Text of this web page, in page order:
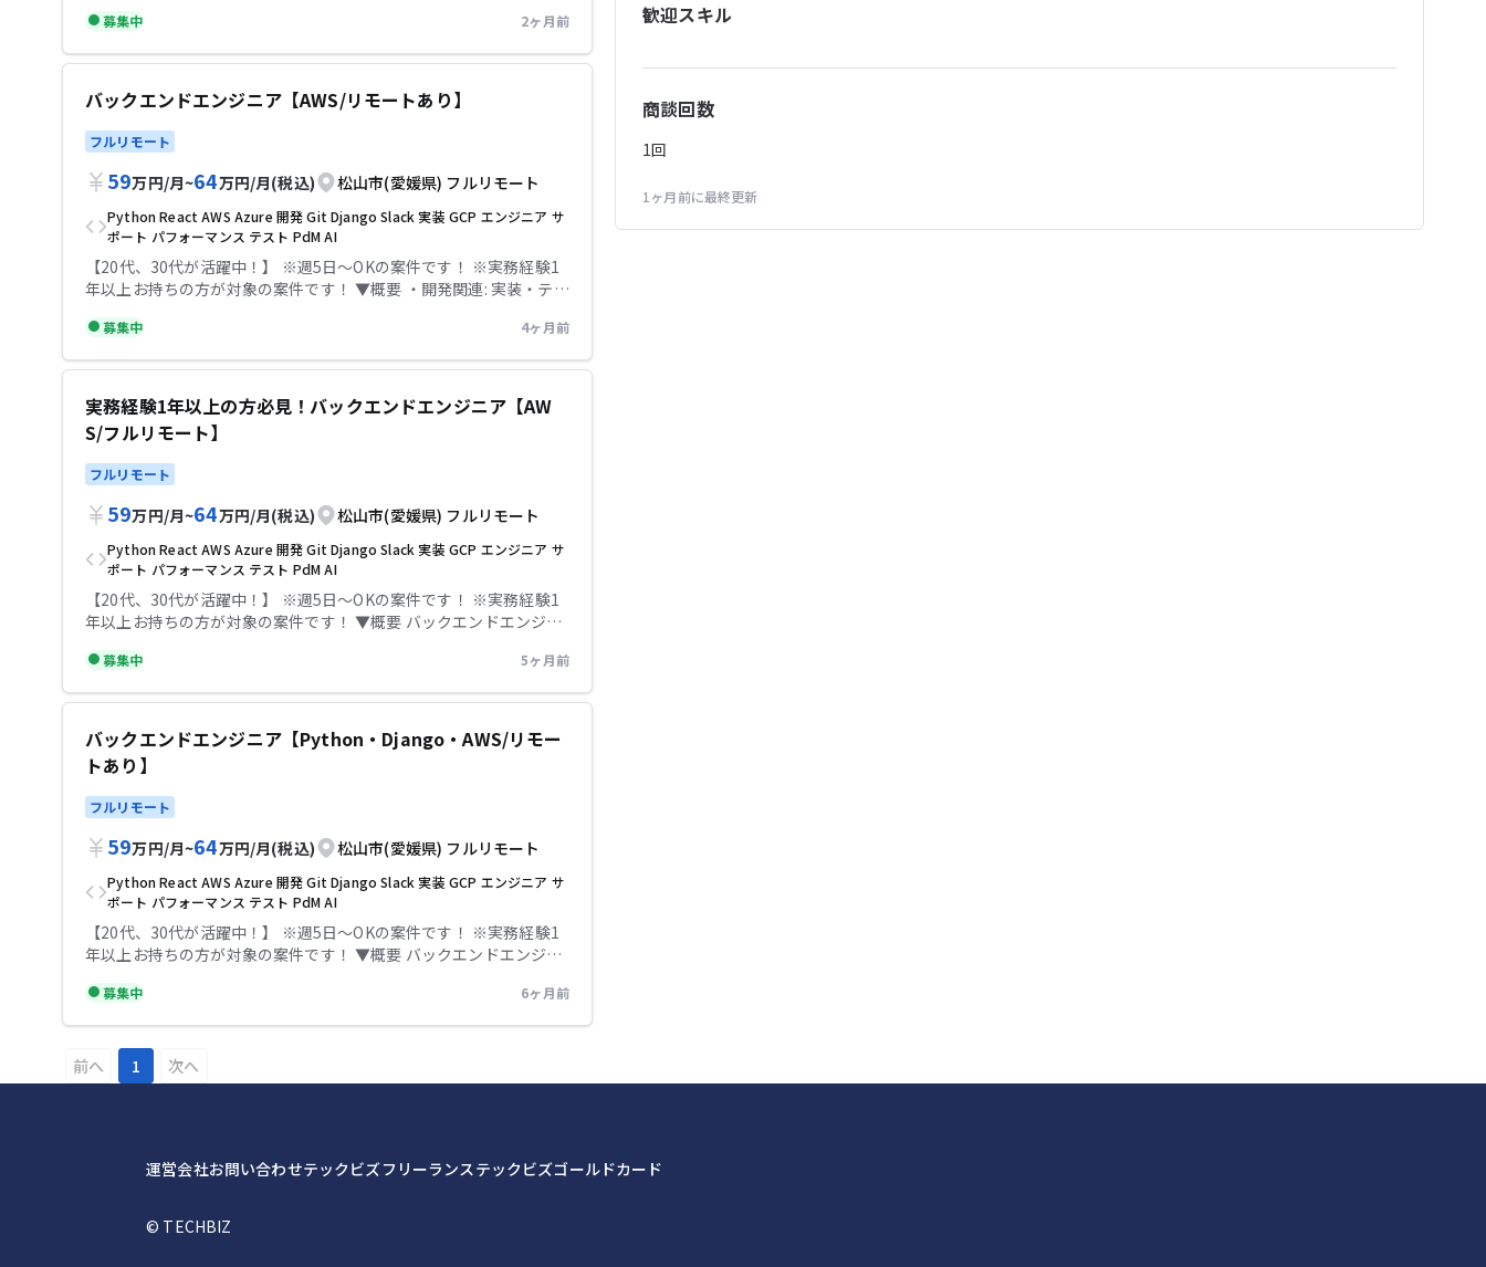
きる方 ・詳細な指示なく基本的なRDB設計ができる方 ・クラウド環
境での開発経験(AWS, GCP, Azure) ・Python + Django の利用経験
・パフォーマンス改善、エラーハンドリング、トランザクション処
理などのご経験をお持ちの方 【尚可スキル】 ・Tech Read、メンタ
ー等のご経験をお持ちの方 ・クリーンアーキテクチャ/DDDのご経験
をお持ちの方 テックビズなら記帳代行無料！充実のサポートで安心
して参画していただけます！
が担当しているため、 専任のバックエンドエンジニアが不在の状況
です。 ゆえに能動的な動きが求められますが、仕様検討や機能要件
の整理など、ご自身のチャレンジ次第でかかわっていくことが可能
なポジションです。 開発関連: 実装・テストコード追加・検証・リリ
ース 問い合わせ対応: 仕様確認、不具合調査など 仕様検討: PdM、
TechRead、フロントエンドエンジニアなどと連携し、挑戦いただく
ことが可能です。 プロジェクト進行: 各種スクラムイベントの進行・
改善を通してチームとしてプロジェクト進行に取り組んでいただき
のコミュニケーション、連携が重要なポジションです。 【開発環
境・ツール・手法】 AWS, Slack, Notion, Git, CI/CD,アジャイル×ウ
ォーターフォール ▼条件等 出社：フルリモート 場所：松山市 勤務時
間：10時ｰ19時 【必須スキル】 ・Webアプリケーション開発経験5
年以上 ・バックエンド領域で、一つの言語での開発経験3~4年をお持
ちの方 ・詳細な指示なく基本的なAPI設計ができる方 ・詳細な指示
なく基本的なRDB設計ができる方 ・クラウド環境での開発経験
ス改善、エラーハンドリング、トランザクション処理などのご経験
をお持ちの方 【尚可スキル】 ・Tech Read、メンター等のご経験を
お持ちの方 ・クリーンアーキテクチャ/DDDのご経験をお持ちの方
テックビズなら記帳代行無料！充実のサポートで安心して参画して
いただけます！
募集中 2ヶ月前
バックエンドエンジニア【AWS/リモートあり】
フルリモート
59万円/月~64万円/月(税込) 松山市(愛媛県) フルリモート
PythonReact AWS Azure開発 Git Django Slack 実装 GCP エンジニア サ
ポート パフォーマンス テスト PdM AI
【20代、30代が活躍中！】 ※週5日〜OKの案件です！ ※実務経験1
年以上お持ちの方が対象の案件です！ ▼概要 ・開発関連: 実装・テス
調査など ・仕様検討: PdM、TechRead、フロントエンドエンジニア
などと連携し、挑戦いただくことが可能です。 ・プロジェクト進行:
・各種スクラムイベントの進行・改善を通してチームとしてプロジ
ェクト進行に取り組んでいただきます。 ・フロントエンドエンジニ
アやQAなど、他領域のエンジニアとのコミュニケーション、連携が
重要なポジションです。 【環境】 ・AWS, Slack, Notion, Git, CI/CD,
アジャイル×ウォーターフォール ▼条件等 出社：フルリモート 場
所：松山市 勤務時間：10時ｰ19時 【必須スキル】 ・バックエンド領
域で、一つの言語での開発経験5年をお持ちの方 ・詳細な指示なく基
本的なAPI設計ができる方 ・詳細な指示なく基本的なRDB設計がで
きる方 ・クラウド環境での開発経験(AWS, GCP, Azure) ・Reactでの
開発経験1年以上の方 ※ポテンシャル要件 ・Python + Django を学
ぶ意欲のある方 ※現時点での経験は問いません ・AIに興味関心があ
り、それを活用して開発したい方、またはその経験のある方 【尚可
ション処理などのご経験をお持ちの方 ・クリーンアーキテクチ
ャ/DDDのご経験をお持ちの方 ・Python + Djangoの利用経験をお持
ちの方 ・Tech Read、メンター等のご経験をお持ちの方 テックビズ
なら記帳代行無料！充実のサポートで安心して参画していただけま
す！
募集中 4ヶ月前
実務経験1年以上の方必見！バックエンドエンジニア【AW
S/フルリモート】
フルリモート
59万円/月~64万円/月(税込) 松山市(愛媛県) フルリモート
PythonReact AWS Azure開発 Git Django Slack 実装 GCP エンジニア サ
ポート パフォーマンス テスト PdM AI
【20代、30代が活躍中！】 ※週5日〜OKの案件です！ ※実務経験1
年以上お持ちの方が対象の案件です！ ▼概要 バックエンドエンジニ
せ対応: 仕様確認、不具合調査など ・仕様検討: PdM、TechRead、
フロントエンドエンジニアなどと連携し、挑戦いただくことが可能
です。 ・プロジェクト進行: ・各種スクラムイベントの進行・改善を
通してチームとしてプロジェクト進行に取り組んでいただきます。
・フロントエンドエンジニアやQAなど、他領域のエンジニアとのコ
ミュニケーション、連携が重要なポジションです。 【環境】 ・AWS,
Slack, Notion, Git, CI/CD,アジャイル×ウォーターフォール 【魅
力】 ・モダンな技術スタック(Python + Django、AWS環境)を使用
しています。 ▼条件等 出社：フルリモート 場所：松山市 勤務時間：
10時ｰ19時 【必須スキル】 ・バックエンド領域で、一つの言語での
開発経験5年をお持ちの方 ・詳細な指示なく基本的なAPI設計ができ
る方 ・詳細な指示なく基本的なRDB設計ができる方 ・クラウド環境
での開発経験(AWS, GCP, Azure) ・Reactでの開発経験1年以上の方
※ポテンシャル要件 ・Python + Django を学ぶ意欲のある方 ※現時
発したい方、またはその経験のある方 【尚可スキル】 ・パフォーマ
ンス改善、エラーハンドリング、トランザクション処理などのご経
方 ・Python + Djangoの利用経験をお持ちの方 ・Tech Read、メン
ター等のご経験をお持ちの方 テックビズなら記帳代行無料！充実の
募集中 5ヶ月前
バックエンドエンジニア【Python・Django・AWS/リモー
トあり】
フルリモート
59万円/月~64万円/月(税込) 松山市(愛媛県) フルリモート
PythonReact AWS Azure開発 Git Django Slack 実装 GCP エンジニア サ
ポート パフォーマンス テスト PdM AI
【20代、30代が活躍中！】 ※週5日〜OKの案件です！ ※実務経験1
年以上お持ちの方が対象の案件です！ ▼概要 バックエンドエンジニ
ス ・問い合わせ対応:仕様確認、不具合調査など ・仕様検討:PdM、
TechRead、フロントエンドエンジニアなどと連携し、挑戦いただく
ことが可能です。 ・プロジェクト進行: ・各種スクラムイベントの進
行・改善を通してチームとしてプロジェクト進行に取り組んでいた
だきます。 ・フロントエンドエンジニアやQAなど、他領域のエンジ
使用しています。 ▼条件等 出社：フルリモート 場所：松山市 面談回
で、一つの言語での開発経験5年をお持ちの方 ・詳細な指示なく基本
募集中 6ヶ月前
前へ 1 次へ
歓迎スキル
商談回数
1回
1ヶ月前に最終更新
運営会社お問い合わせテックビズフリーランステックビズゴールドカード
©︎ TECHBIZ